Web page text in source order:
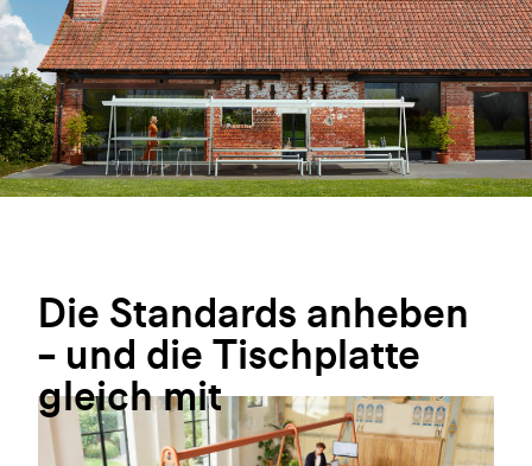
Die Standards anheben
– und die Tischplatte
gleichmit